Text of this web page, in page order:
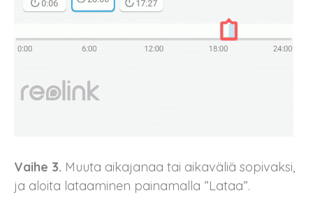
Vaihe 3. Muuta aikajanaa tai aikaväliä sopivaksi,
ja aloita lataaminen painamalla ”Lataa”.